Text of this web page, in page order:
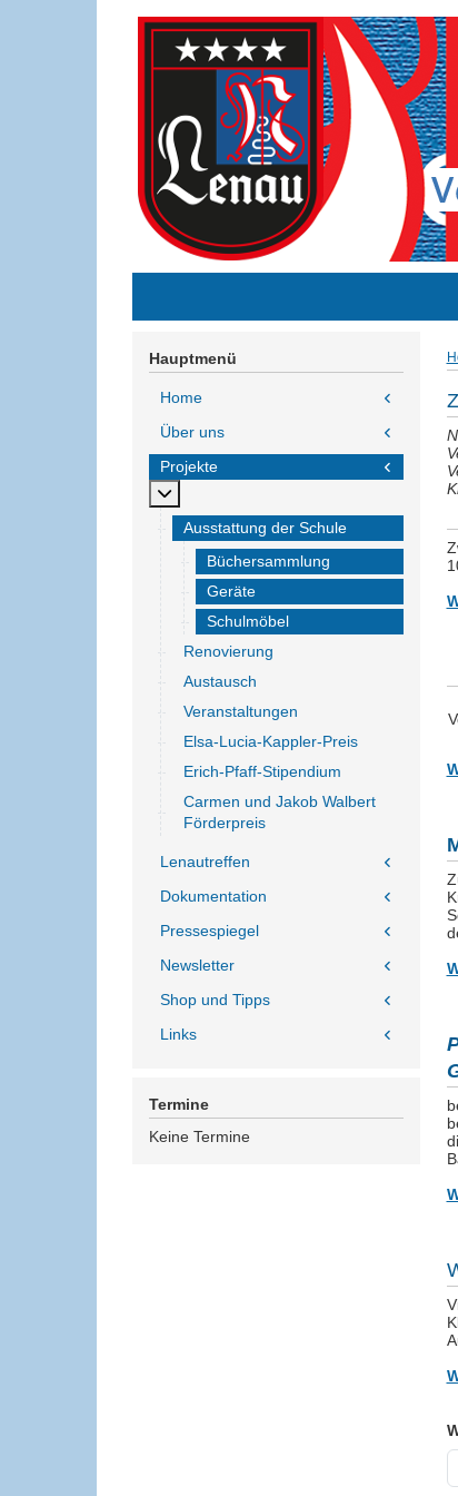
Hauptmenü
Home
Über uns
Projekte
Ausstattung der Schule
Büchersammlung
Geräte
Schulmöbel
Renovierung
Austausch
Veranstaltungen
Elsa-Lucia-Kappler-Preis
Erich-Pfaff-Stipendium
Carmen und Jakob Walbert
Förderpreis
Lenautreffen
Dokumentation
Pressespiegel
Newsletter
Shop und Tipps
Links
Termine
Keine Termine